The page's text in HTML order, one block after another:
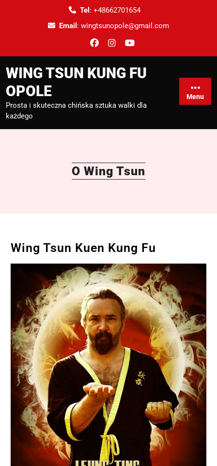
Tel : +48662701654
Email : wingtsunopole@gmail.com
WING TSUN KUNG FU
OPOLE
Prosta i skuteczna chińska sztuka walki dla
każdego
Menu
O Wing Tsun
Wing Tsun Kuen Kung Fu